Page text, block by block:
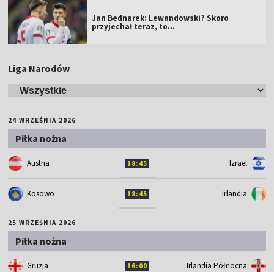
Jan Bednarek: Lewandowski? Skoro
przyjechał teraz, to…
Liga Narodów
24 WRZEŚNIA 2026
Piłka nożna
Austria 18:45 Izrael
Kosowo 18:45 Irlandia
25 WRZEŚNIA 2026
Piłka nożna
Gruzja 16:00 Irlandia Północna